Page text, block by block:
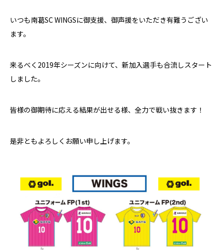
いつも南葛SC WINGSに御支援、御声援をいただき有難うござい
ます。
来るべく2019年シーズンに向けて、新加入選手も合流しスタート
しました。
皆様の御期待に応える結果が出せる様、全力で戦い抜きます！
是非ともよろしくお願い申し上げます。